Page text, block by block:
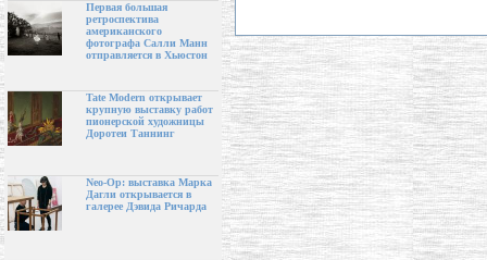
Первая большая
ретроспектива
американского
фотографа Салли Манн
отправляется в Хьюстон
Tate Modern открывает
крупную выставку работ
пионерской художницы
Доротеи Таннинг
Neo-Op: выставка Марка
Дагли открывается в
галерее Дэвида Ричарда